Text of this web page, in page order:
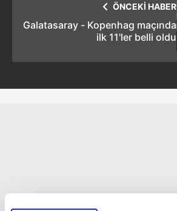
ÖNCEKİ HABER
Galatasaray - Kopenhag maçında
ilk 11'ler belli oldu